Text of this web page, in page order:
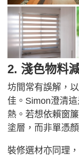
2. 淺色物料
坊間常有誤解，
佳。Simon澄清
熱。若想依賴窗
塗層，而非單憑
裝修選材亦同理